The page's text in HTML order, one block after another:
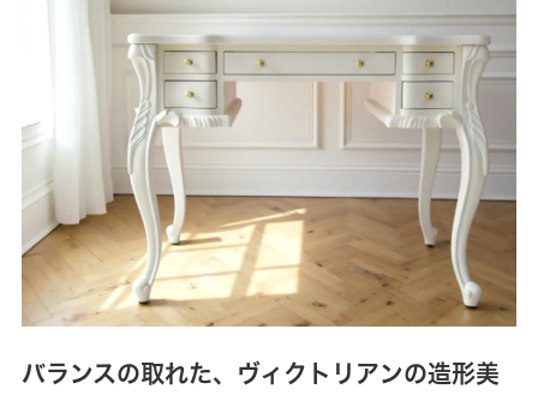
バランスの取れた、ヴィクトリアンの造形美